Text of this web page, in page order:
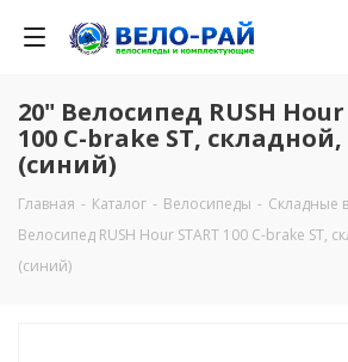
20" Велосипед RUSH Hour
100 C-brake ST,
(синий)
Главная - Каталог - Велосипеды - Складные
Велосипед RUSH Hour START 100 C-brake ST,
(синий)